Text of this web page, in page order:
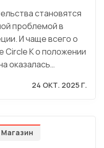
становятся
проблемой в
И чаще всего о
Circle K о положении
оказалась…
24 ОКТ. 2025 Г.
Магазин